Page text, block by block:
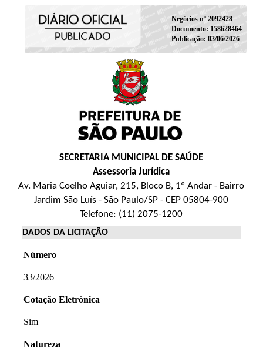
Negócios nº 2092428
Documento: 158628464
Publicação: 03/06/2026
SECRETARIA MUNICIPAL DE SAÚDE
Assessoria Jurídica
Av. Maria Coelho Aguiar, 215, Bloco B, 1º Andar - Bairro
Jardim São Luís - São Paulo/SP - CEP 05804-900
Telefone: (11) 2075-1200
DADOS DA LICITAÇÃO
Número
33/2026
Cotação Eletrônica
Sim
Natureza